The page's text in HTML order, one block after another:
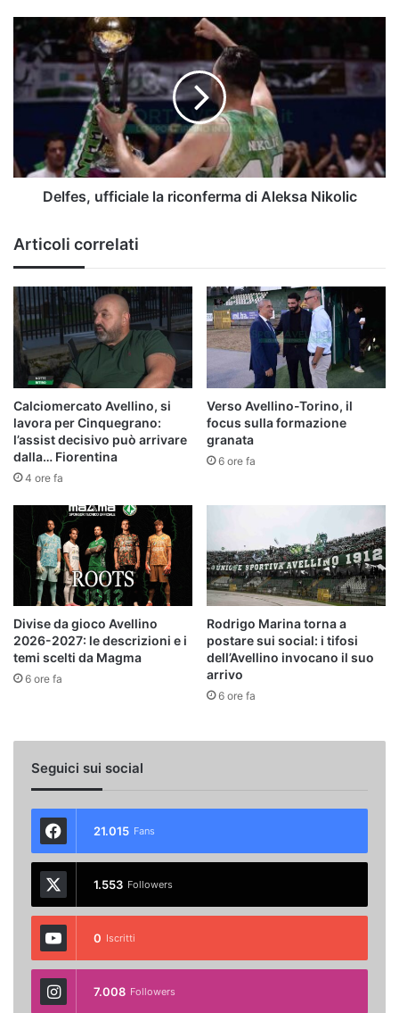
Mercato
Delfes,
ufficiale
la
riconferma
di
Delfes, ufficiale la riconferma di Aleksa Nikolic
Articoli correlati
Calciomercato Avellino, si
lavora per Cinquegrano:
l’assist decisivo può arrivare
dalla… Fiorentina
4 ore fa
Verso Avellino-Torino, il
focus sulla formazione
granata
6 ore fa
Divise da gioco Avellino
2026-2027: le descrizioni e i
temi scelti da Magma
6 ore fa
Rodrigo Marina torna a
postare sui social: i tifosi
dell’Avellino invocano il suo
arrivo
6 ore fa
Seguici sui social
21.015 Fans
1.553 Followers
0 Iscritti
7.008 Followers